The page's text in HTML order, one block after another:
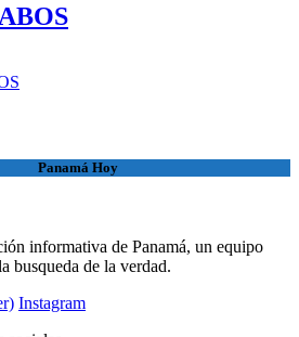
Panamá Hoy
informativa de Panamá, un equipo
busqueda de la verdad.
Instagram